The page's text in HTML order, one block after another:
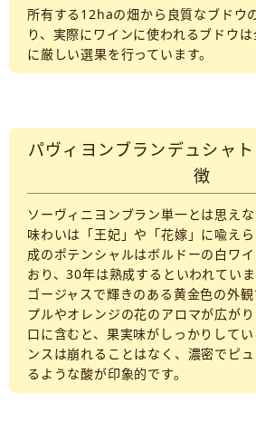
所有する12haの畑から良質なブドウ
り、実際にワインに使われるブドウ
に厳しい選果を行っています。
パヴィヨンブランデュシャ
徴
ソーヴィニヨンブラン単一とは思え
味わいは「王妃」や「花嫁」に喩え
成のポテンシャルはボルドーの白ワ
おり、30年は熟成するといわれていま
ゴージャスで輝きのある黄金色の外
プルやオレンジの花のアロマが広がり
口に含むと、果実味がしっかりして
ンスは崩れることはなく、濃密でピ
るような酸が印象的です。